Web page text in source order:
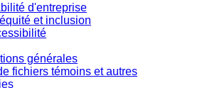
d'entreprise
et inclusion
générales
fichiers témoins et autres